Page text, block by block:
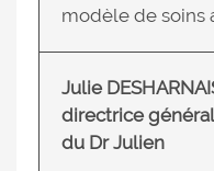
modèle de soins
Julie
directrice
du Dr Julien